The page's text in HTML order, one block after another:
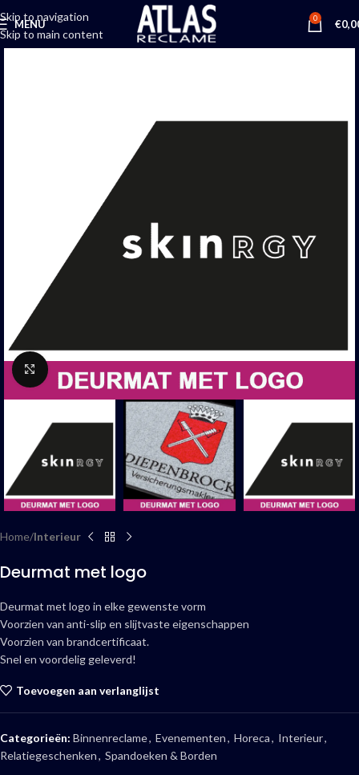
Skip to navigation
Skip to main content
MENU 0 €
Click to enlarge
Home Interieur
Deurmat met logo
Deurmat met logo in elke gewenste vorm
Voorzien van anti-slip en slijtvaste eigenschappen
Voorzien van brandcertificaat.
Snel en voordelig geleverd!
Toevoegen aan verlanglijst
Categorieën: Binnenreclame, Evenementen, Horeca, Interieur,
Relatiegeschenken, Spandoeken & Borden